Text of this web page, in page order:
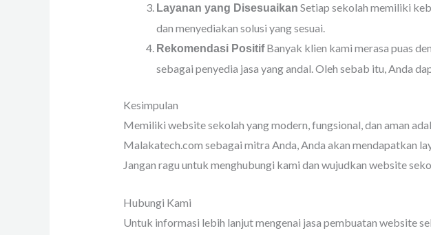
Layanan yang Disesuaikan Setiap sekolah memiliki
dan menyediakan solusi yang sesuai.
Rekomendasi PositifBanyak klien kami merasa puas
sebagai penyedia jasa yang andal. Oleh sebab itu, Anda
Kesimpulan
Memiliki website sekolah yang modern, fungsional, dan aman
Malakatech.com sebagai mitra Anda, Anda akan mendapatkan
Jangan ragu untuk menghubungi kami dan wujudkan website
Hubungi Kami
Untuk informasi lebih lanjut mengenai jasa pembuatan website